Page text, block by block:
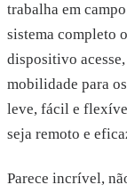
trabalha em
sistema completo
dispositivo
mobilidade para
leve, fácil e
seja remoto e
Parece incrível,